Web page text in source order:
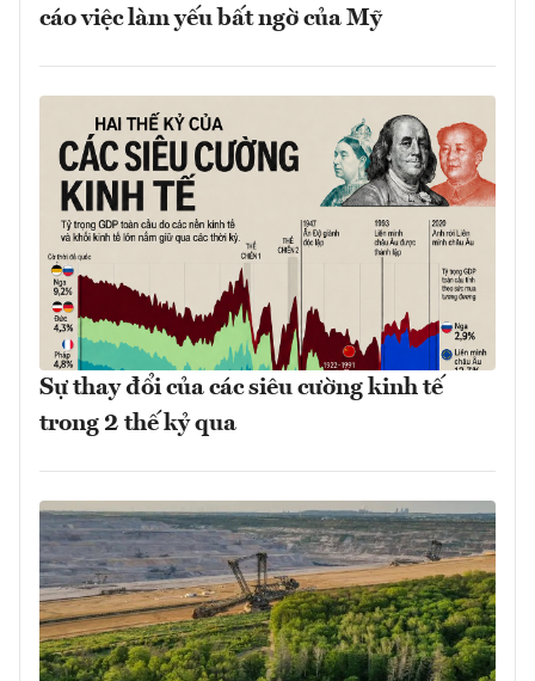
cáo việc làm yếu bất ngờ của Mỹ
Sự thay đổi của các siêu cường kinh tế
trong 2 thế kỷ qua